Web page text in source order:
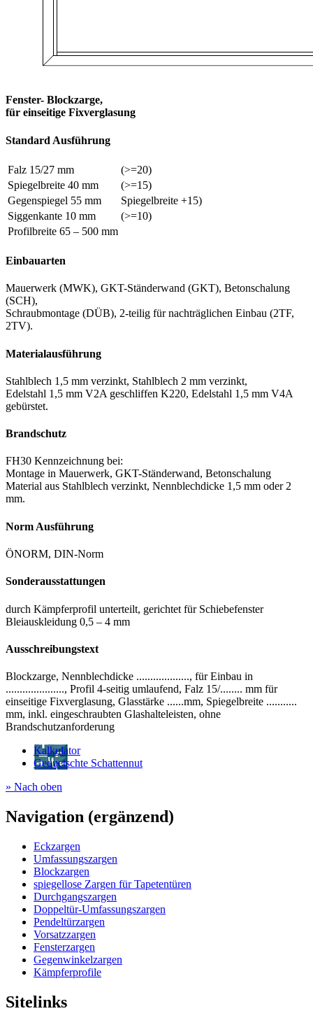
Fenster- Blockzarge,
für einseitige Fixverglasung
Standard Ausführung
Falz 15/27 mm
(>=20)
Spiegelbreite 40 mm
(>=15)
Gegenspiegel 55 mm
Spiegelbreite +15)
Siggenkante 10 mm
(>=10)
Profilbreite 65 – 500 mm
Einbauarten
Mauerwerk (MWK), GKT-Ständerwand (GKT), Betonschalung
(SCH),
Schraubmontage (DÜB), 2-teilig für nachträglichen Einbau (2TF,
2TV).
Materialausführung
Stahlblech 1,5 mm verzinkt, Stahlblech 2 mm verzinkt,
Edelstahl 1,5 mm V2A geschliffen K220, Edelstahl 1,5 mm V4A
gebürstet.
Brandschutz
FH30 Kennzeichnung bei:
Montage in Mauerwerk, GKT-Ständerwand, Betonschalung
Material aus Stahlblech verzinkt, Nennblechdicke 1,5 mm oder 2
mm.
Norm Ausführung
ÖNORM, DIN-Norm
Sonderausstattungen
durch Kämpferprofil unterteilt, gerichtet für Schiebefenster
Bleiauskleidung 0,5 – 4 mm
Ausschreibungstext
Blockzarge, Nennblechdicke ..................., für Einbau in
....................., Profil 4-seitig umlaufend, Falz 15/........ mm für
einseitige Fixverglasung, Glasstärke ......mm, Spiegelbreite ...........
mm, inkl. eingeschraubten Glashalteleisten, ohne
Brandschutzanforderung
Kalkulator
Gequetschte Schattennut
» Nach oben
Navigation (ergänzend)
Eckzargen
Umfassungszargen
Blockzargen
spiegellose Zargen für Tapetentüren
Durchgangszargen
Doppeltür-Umfassungszargen
Pendeltürzargen
Vorsatzzargen
Fensterzargen
Gegenwinkelzargen
Kämpferprofile
Sitelinks